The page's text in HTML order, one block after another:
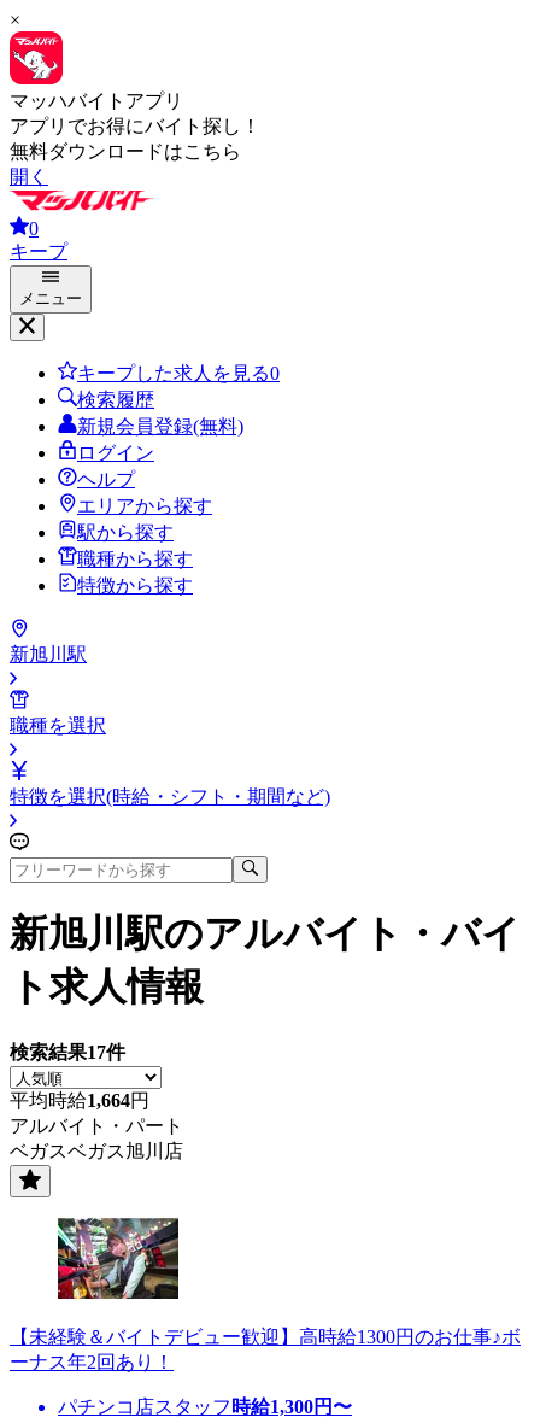
×
マッハバイトアプリ
アプリでお得にバイト探し！
無料ダウンロードはこちら
開く
0
キープ
メニュー
キープした求人を見る0
検索履歴
新規会員登録(無料)
ログイン
ヘルプ
エリアから探す
駅から探す
職種から探す
特徴から探す
新旭川駅
職種を選択
特徴を選択(時給・シフト・期間など)
新旭川駅のアルバイト・バイ
ト求人情報
検索結果17件
平均時給1,664円
アルバイト・パート
ベガスベガス旭川店
【未経験＆バイトデビュー歓迎】高時給1300円のお仕事♪ボ
ーナス年2回あり！
パチンコ店スタッフ 時給1,300円〜